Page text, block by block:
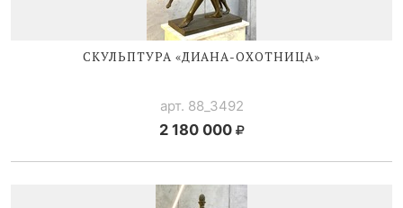
СКУЛЬПТУРА «ДИАНА-ОХОТНИЦА»
арт. 88_3492
2 180 000